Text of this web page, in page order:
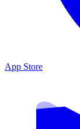
App Store